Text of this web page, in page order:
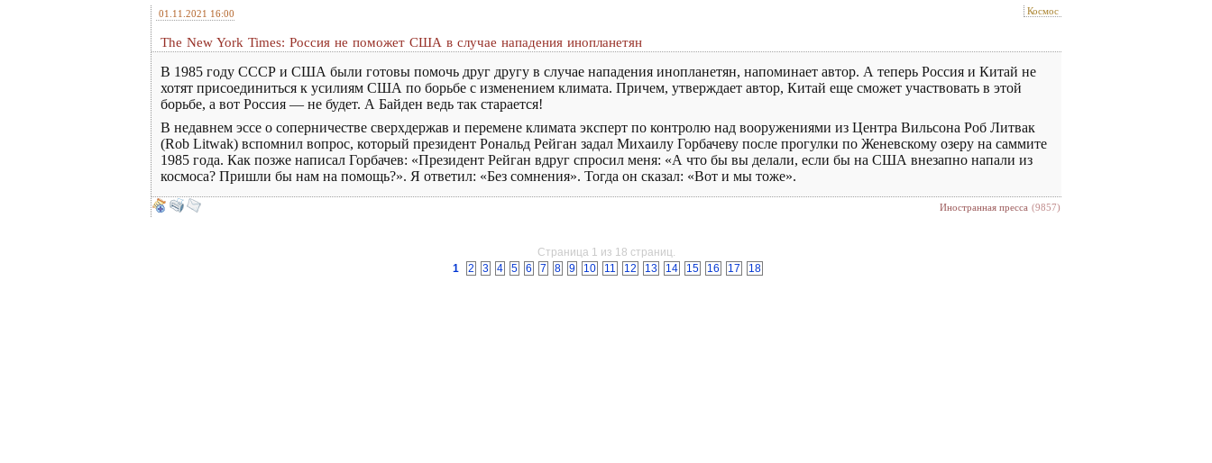
01.11.2021 16:00 Космос
The New York Times: Россия не поможет США в случае нападения инопланетян
В 1985 году СССР и США были готовы помочь друг другу в случае нападения инопланетян, напоминает автор. А теперь Россия и Китай не
хотят присоединиться к усилиям США по борьбе с изменением климата. Причем, утверждает автор, Китай еще сможет участвовать в этой
борьбе, а вот Россия — не будет. А Байден ведь так старается!
В недавнем эссе о соперничестве сверхдержав и перемене климата эксперт по контролю над вооружениями из Центра Вильсона Роб Литвак
(Rob Litwak) вспомнил вопрос, который президент Рональд Рейган задал Михаилу Горбачеву после прогулки по Женевскому озеру на саммите
1985 года. Как позже написал Горбачев: «Президент Рейган вдруг спросил меня: «А что бы вы делали, если бы на США внезапно напали из
космоса? Пришли бы нам на помощь?». Я ответил: «Без сомнения». Тогда он сказал: «Вот и мы тоже».
Иностранная пресса (9857)
Страница 1 из 18 страниц.
1
2 3 4 5 6 7 8 9 10 11 12 13 14 15 16 17 18